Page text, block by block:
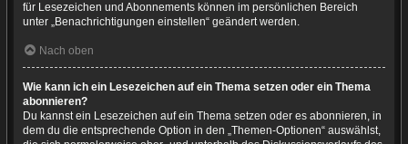
für Lesezeichen und Abonnements können im persönlichen Bereich
unter „Benachrichtigungen einstellen“ geändert werden.
Nach oben
Wie kann ich ein Lesezeichen auf ein Thema setzen oder ein Thema
abonnieren?
Du kannst ein Lesezeichen auf ein Thema setzen oder es abonnieren, in
dem du die entsprechende Option in den „Themen-Optionen“ auswählst,